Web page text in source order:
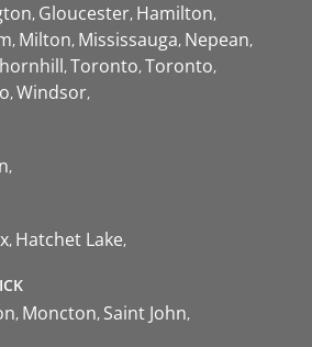
Gloucester Hamilton
Milton Mississauga Nepean
Toronto Toronto
Windsor
Hatchet Lake
Moncton Saint John